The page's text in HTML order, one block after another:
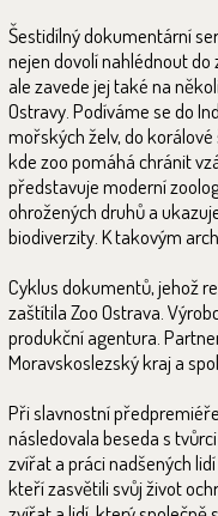
Šestidílný dokumentární
nejen dovolí nahlédnout
ale zavede jej také na
Ostravy. Podíváme se do
mořských želv, do
kde zoo pomáhá chránit
představuje moderní
ohrožených druhů a
biodiverzity. K takovým
Cyklus dokumentů, jehož
zaštítila Zoo Ostrava.
produkční agentura.
Moravskoslezský kraj a
Při slavnostní
následovala beseda s
zvířat a práci nadšených
kteří zasvětili svůj život